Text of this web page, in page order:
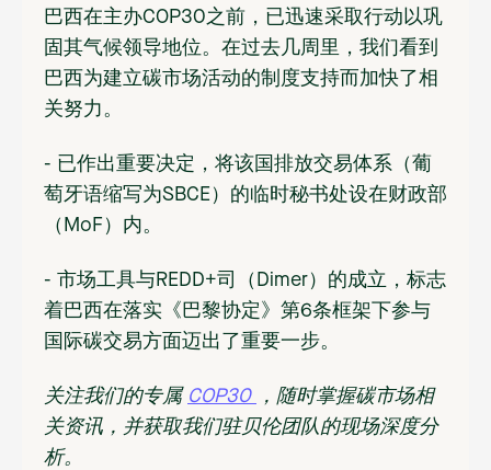
巴西在主办COP30之前，已迅速采取行动以巩
固其气候领导地位。在过去几周里，我们看到
巴西为建立碳市场活动的制度支持而加快了相
关努力。
- 已作出重要决定，将该国排放交易体系（葡
萄牙语缩写为SBCE）的临时秘书处设在财政部
（MoF）内。
- 市场工具与REDD+司（Dimer）的成立，标志
着巴西在落实《巴黎协定》第6条框架下参与
国际碳交易方面迈出了重要一步。
‍关注我们的专属 COP30
，随时掌握碳市场相
关资讯，并获取我们驻贝伦团队的现场深度分
析。